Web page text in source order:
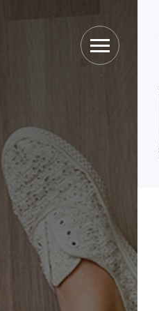
발표자료에 질문이 등록되면
발표자에게 이메일로 알려주
는 기능이...